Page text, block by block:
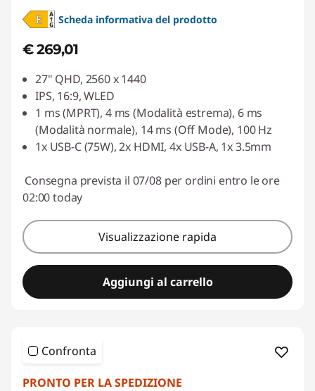
Scheda informativa del prodotto
€ 269,01
27" QHD, 2560 x 1440
IPS, 16:9, WLED
1 ms (MPRT), 4 ms (Modalità estrema), 6 ms
(Modalità normale), 14 ms (Off Mode), 100 Hz
1x USB-C (75W), 2x HDMI, 4x USB-A, 1x 3.5mm
Consegna prevista il 07/08 per ordini entro le ore
02:00 today
Visualizzazione rapida
Aggiungi al carrello
Confronta
PRONTO PER LA SPEDIZIONE